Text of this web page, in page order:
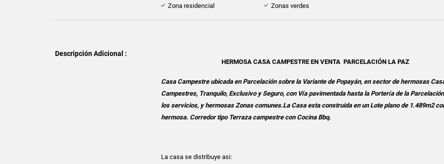
Zona residencial
Zonas verdes
Descripción Adicional :
HERMOSA CASA CAMPESTRE EN VENTA PARCELACIÓN LA PAZ
Casa Campestre ubicada en Parcelación sobre la Variante de Popayán, en sector de hermosas
Campestres, Tranquilo, Exclusivo y Seguro, con Vía pavimentada hasta la Portería de la
los servicios, y hermosas Zonas comunes.La Casa esta construida en un Lote plano de 1.489m2
hermosa. Corredor tipo Terraza campestre con Cocina Bbq.
La casa se distribuye asi: